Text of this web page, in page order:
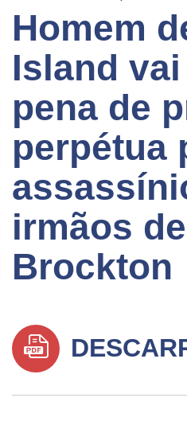
Homem
Island
pena de
perpétua
irmãos de
Brockton